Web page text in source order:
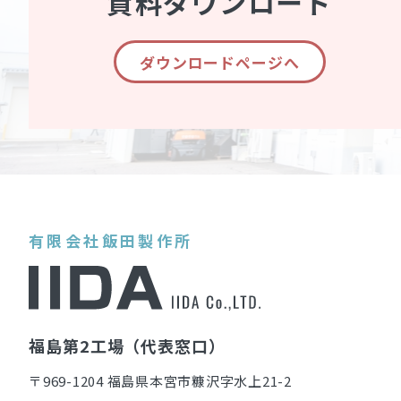
ダウンロードページへ
有限会社飯田製作所
福島第2工場（代表窓口）
〒969-1204 福島県本宮市糠沢字水上21-2